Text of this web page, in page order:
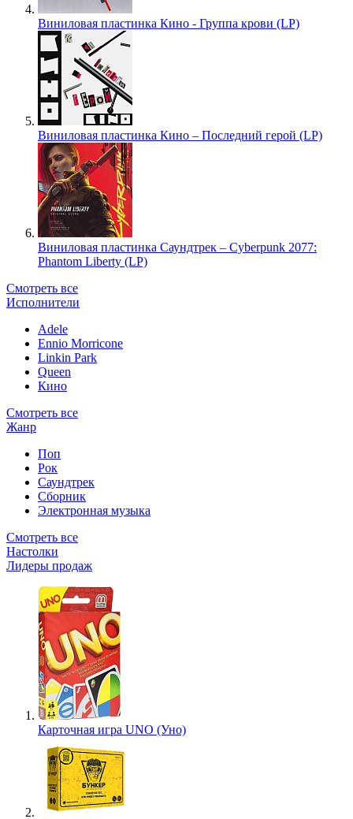
Виниловая пластинка Кино - Группа крови (LP)
Виниловая пластинка Кино – Последний герой (LP)
Виниловая пластинка Саундтрек – Cyberpunk 2077:
Phantom Liberty (LP)
Смотреть все
Исполнители
Adele
Ennio Morricone
Linkin Park
Queen
Кино
Смотреть все
Жанр
Поп
Рок
Саундтрек
Сборник
Электронная музыка
Смотреть все
Настолки
Лидеры продаж
Карточная игра UNO (Уно)